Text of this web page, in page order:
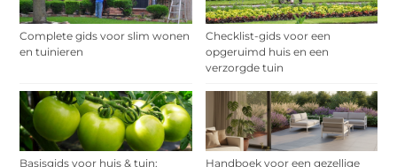
Complete gids voor slim wonen
en tuinieren
Checklist-gids voor een
opgeruimd huis en een
verzorgde tuin
Basisgids voor huis & tuin:
Handboek voor een gezellige